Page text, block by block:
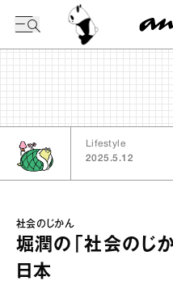
Lifestyle
2025.5.12
社会のじかん
堀潤の「社会のじ
日本